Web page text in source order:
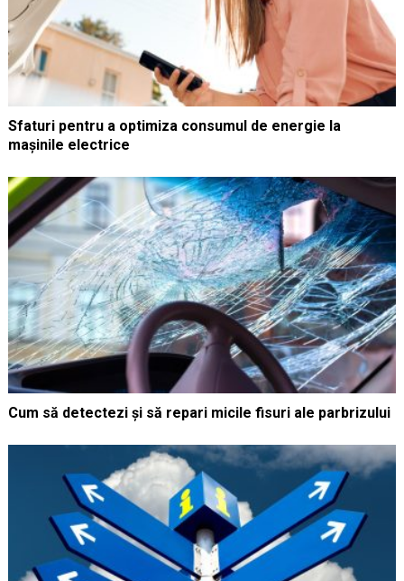
Sfaturi pentru a optimiza consumul de energie la
mașinile electrice
Cum să detectezi și să repari micile fisuri ale parbrizului